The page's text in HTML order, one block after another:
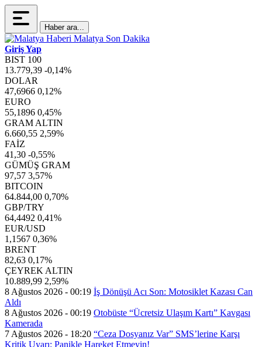
Haber ara...
Giriş Yap
BIST 100
13.779,39 -0,14%
DOLAR
47,6966 0,12%
EURO
55,1896 0,45%
GRAM ALTIN
6.660,55 2,59%
FAİZ
41,30 -0,55%
GÜMÜŞ GRAM
97,57 3,57%
BITCOIN
64.844,00 0,70%
GBP/TRY
64,4492 0,41%
EUR/USD
1,1567 0,36%
BRENT
82,63 0,17%
ÇEYREK ALTIN
10.889,99 2,59%
8 Ağustos 2026 - 00:19 İş Dönüşü Acı Son: Motosiklet Kazası Can
Aldı
8 Ağustos 2026 - 00:19 Otobüste “Ücretsiz Ulaşım Kartı” Kavgası
Kamerada
7 Ağustos 2026 - 18:20 “Ceza Dosyanız Var” SMS’lerine Karşı
Kritik Uyarı: Panikle Hareket Etmeyin!